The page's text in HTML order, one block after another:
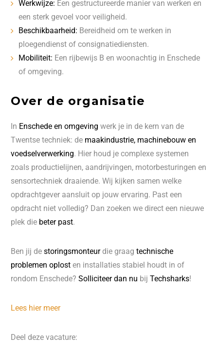
Werkwijze: Een gestructureerde manier van werken en
een sterk gevoel voor veiligheid.
Beschikbaarheid: Bereidheid om te werken in
ploegendienst of consignatiediensten.
Mobiliteit: Een rijbewijs B en woonachtig in Enschede
of omgeving.
Over de organisatie
In Enschede en omgeving werk je in de kern van de
Twentse techniek: de maakindustrie, machinebouw en
voedselverwerking. Hier houd je complexe systemen
zoals productielijnen, aandrijvingen, motorbesturingen en
sensortechniek draaiende. Wij kijken samen welke
opdrachtgever aansluit op jouw ervaring. Past een
opdracht niet volledig? Dan zoeken we direct een nieuwe
plek die beter past.
Ben jij destoringsmonteurdie graagtechnische
problemen oplost en installaties stabiel houdt in of
rondom Enschede?Solliciteer dan nu bijTechsharks!
Lees hier meer
Deel deze vacature: